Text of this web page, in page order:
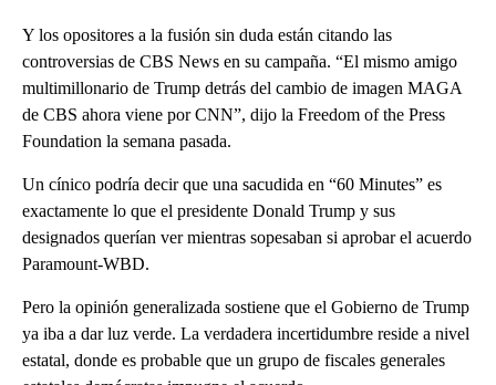
Y los opositores a la fusión sin duda están citando las
controversias de CBS News en su campaña. “El mismo amigo
multimillonario de Trump detrás del cambio de imagen MAGA
de CBS ahora viene por CNN”, dijo la Freedom of the Press
Foundation la semana pasada.
Un cínico podría decir que una sacudida en “60 Minutes” es
exactamente lo que el presidente Donald Trump y sus
designados querían ver mientras sopesaban si aprobar el acuerdo
Paramount-WBD.
Pero la opinión generalizada sostiene que el Gobierno de Trump
ya iba a dar luz verde. La verdadera incertidumbre reside a nivel
estatal, donde es probable que un grupo de fiscales generales